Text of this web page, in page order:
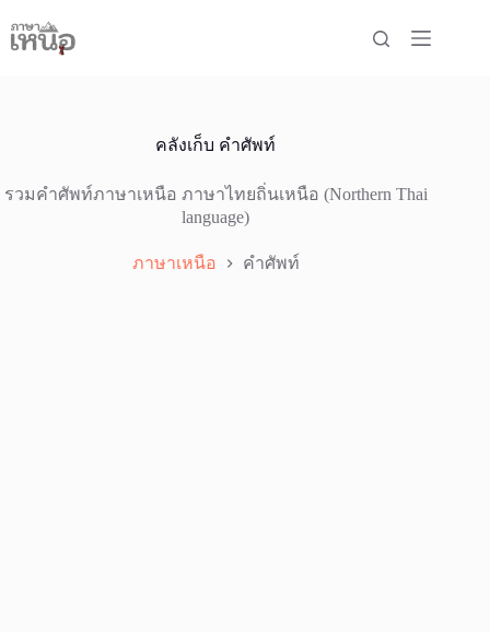
to
content
คลังเก็บ คำศัพท์
รวมคำศัพท์ภาษาเหนือ ภาษาไทยถิ่นเหนือ (Northern Thai
language)
ภาษาเหนือ คำศัพท์